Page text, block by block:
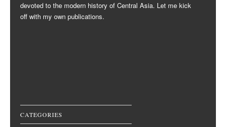
devoted to the modern history of Central Asia. Let me kick
off with my own publications.
CATEGORIES